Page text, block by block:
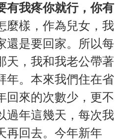
有我疼你就行，你有
麼樣，作為兒女，我
還是要回家。所以每
天，我和我老公帶著
年。本來我們住在省
回來的次數少，更不
過年這幾天，每次我
再回去。今年新年